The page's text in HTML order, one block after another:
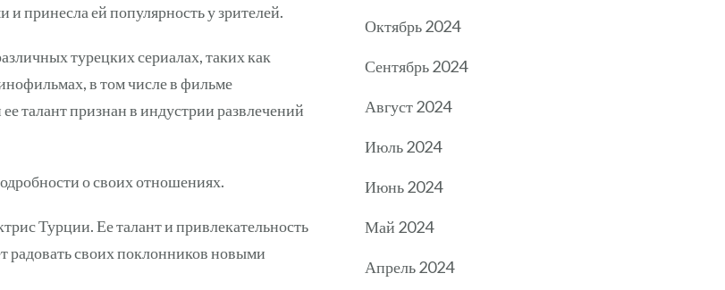
и принесла ей популярность у зрителей.
турецких сериалах, таких как
в том числе в фильме
талант признан в индустрии развлечений
о своих отношениях.
Турции. Ее талант и привлекательность
радовать своих поклонников новыми
Октябрь 2024
Сентябрь 2024
Август 2024
Июль 2024
Июнь 2024
Май 2024
Апрель 2024